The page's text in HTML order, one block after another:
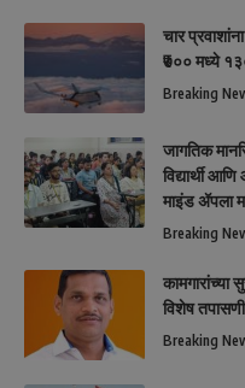
चार
₹७०० मध्ये
Breaking
जागतिक
विद्यार्थी
माइंड ॲपला
Breaking
कामगारांच्या
विशेष
Breaking